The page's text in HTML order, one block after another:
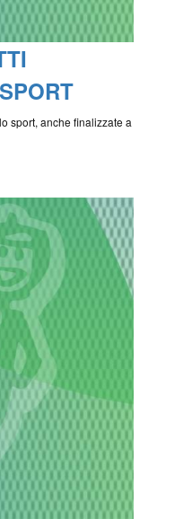
sport, anche finalizzate a